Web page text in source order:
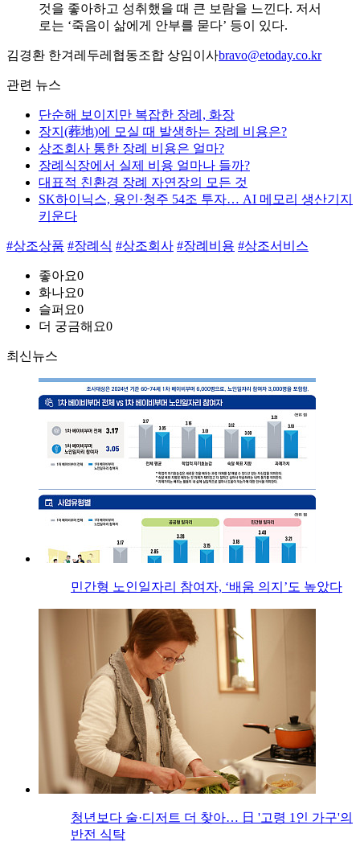
것을 좋아하고 성취했을 때 큰 보람을 느낀다. 저서
로는 ‘죽음이 삶에게 안부를 묻다’ 등이 있다.
김경환 한겨레두레협동조합 상임이사bravo@etoday.co.kr
관련 뉴스
단순해 보이지만 복잡한 장례, 화장
장지(葬地)에 모실 때 발생하는 장례 비용은?
상조회사 통한 장례 비용은 얼마?
장례식장에서 실제 비용 얼마나 들까?
대표적 친환경 장례 자연장의 모든 것
SK하이닉스, 용인·청주 54조 투자… AI 메모리 생산기지
키운다
#상조상품 #장례식 #상조회사 #장례비용 #상조서비스
좋아요0
화나요0
슬퍼요0
더 궁금해요0
최신뉴스
민간형 노인일자리 참여자, ‘배움 의지’도 높았다
청년보다 술·디저트 더 찾아… 日 '고령 1인 가구'의
반전 식탁